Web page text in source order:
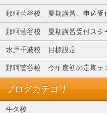
那珂菅谷校 夏期講習、申込受
那珂菅谷校 夏期講習受付スタ
水戸千波校 目標設定
那珂菅谷校 今年度初の定期テ
ブログカテゴリ
牛久校